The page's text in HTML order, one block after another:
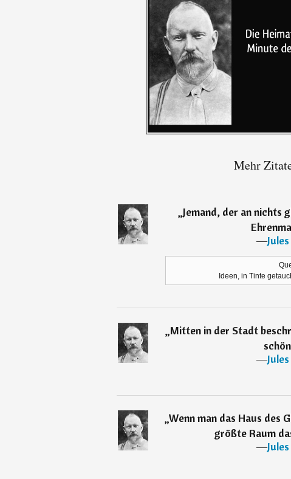
Mehr
„Jemand, der an nichts
―
Ideen, in Tinte
„Mitten in der Stadt
―
„Wenn man das Haus des
größte Raum
―